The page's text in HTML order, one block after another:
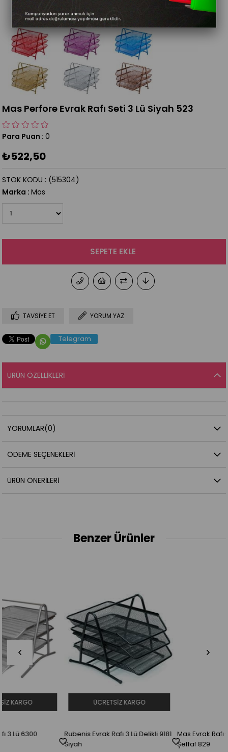
Mas Perfore Evrak Rafı Seti 3 Lü Siyah 523
Para Puan : 0
₺522,50
(515304)
STOK KODU
Marka : Mas
TAVSIYE ET YORUM YAZ
Telegram
ÜRÜN ÖZELLIKLERI
YORUMLAR(0)
ÖDEME SEÇENEKLERI
ÜRÜN ÖNERILERI
Benzer Ürünler
Rubenis Evrak Rafı 3 Lü Delikli 9181
Mas Evrak Rafı -3 Katlı Mafsallı